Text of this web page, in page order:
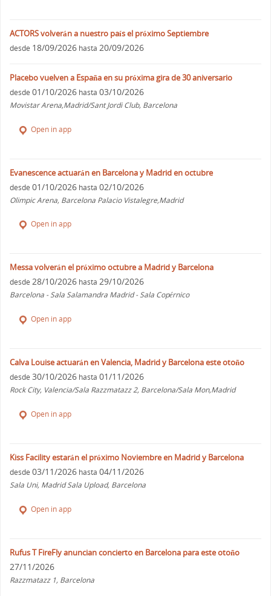
ACTORS volverán a nuestro país el próximo Septiembre
desde 18/09/2026 hasta 20/09/2026
Placebo vuelven a España en su próxima gira de 30 aniversario
desde 01/10/2026 hasta 03/10/2026
Movistar Arena,Madrid/Sant Jordi Club, Barcelona
Open in app
Evanescence actuarán en Barcelona y Madrid en octubre
desde 01/10/2026 hasta 02/10/2026
Olimpic Arena, Barcelona Palacio Vistalegre,Madrid
Open in app
Messa volverán el próximo octubre a Madrid y Barcelona
desde 28/10/2026 hasta 29/10/2026
Barcelona - Sala Salamandra Madrid - Sala Copérnico
Open in app
Calva Louise actuarán en Valencia, Madrid y Barcelona este otoño
desde 30/10/2026 hasta 01/11/2026
Rock City, Valencia/Sala Razzmatazz 2, Barcelona/Sala Mon,Madrid
Open in app
Kiss Facility estarán el próximo Noviembre en Madrid y Barcelona
desde 03/11/2026 hasta 04/11/2026
Sala Uni, Madrid Sala Upload, Barcelona
Open in app
Rufus T FireFly anuncian concierto en Barcelona para este otoño
27/11/2026
Razzmatazz 1, Barcelona